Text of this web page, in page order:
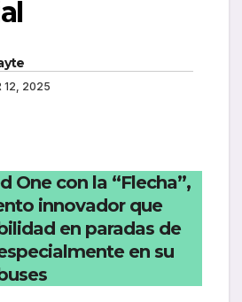
12, 2025
One con la “Flecha”,
innovador que
en paradas de
en su